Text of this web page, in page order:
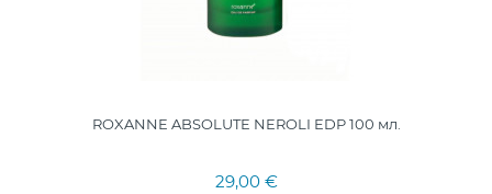
ROXANNE ABSOLUTE NEROLI EDP 100 мл.
29,00 €